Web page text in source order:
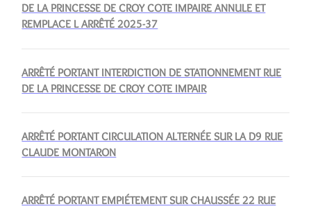
DE LA PRINCESSE DE CROY COTE IMPAIRE ANNULE ET
REMPLACE L ARRÊTÉ 2025-37
ARRÊTÉ PORTANT INTERDICTION DE STATIONNEMENT RUE
DE LA PRINCESSE DE CROY COTE IMPAIR
ARRÊTÉ PORTANT CIRCULATION ALTERNÉE SUR LA D9 RUE
CLAUDE MONTARON
ARRÊTÉ PORTANT EMPIÉTEMENT SUR CHAUSSÉE 22 RUE